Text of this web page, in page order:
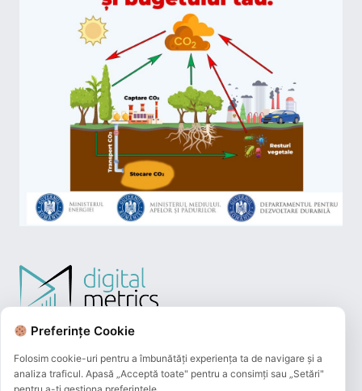
Preferințe Cookie
Folosim cookie-uri pentru a îmbunătăți experiența ta de navigare și a
analiza traficul. Apasă „Acceptă toate" pentru a consimți sau „Setări"